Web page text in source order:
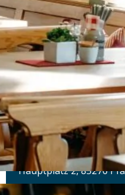
Hotel &
Hauptplatz 2, 85276